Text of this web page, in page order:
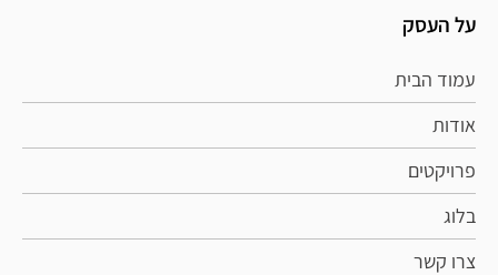
על העסק
עמוד הבית
אודות
פרויקטים
בלוג
צרו קשר